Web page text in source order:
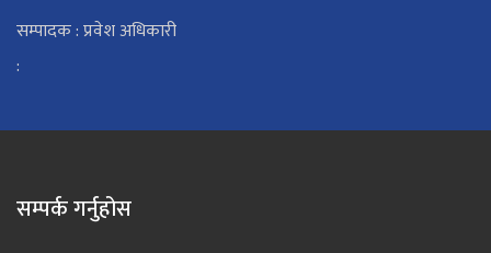
सम्पादक : प्रवेश अधिकारी
:
सम्पर्क गर्नुहोस